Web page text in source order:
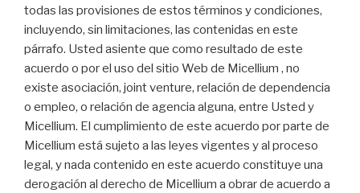
todas las provisiones de estos términos y condiciones,
incluyendo, sin limitaciones, las contenidas en este
párrafo. Usted asiente que como resultado de este
acuerdo o por el uso del sitio Web de Micellium , no
existe asociación, joint venture, relación de dependencia
o empleo, o relación de agencia alguna, entre Usted y
Micellium. El cumplimiento de este acuerdo por parte de
Micellium está sujeto a las leyes vigentes y al proceso
legal, y nada contenido en este acuerdo constituye una
derogación al derecho de Micellium a obrar de acuerdo a